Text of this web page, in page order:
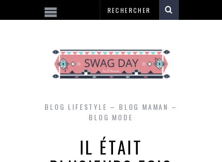
BLOG LIFESTYLE – BLOG MAMAN –
BLOG MODE
IL ÉTAIT